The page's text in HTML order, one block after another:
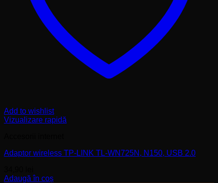
Add to wishlist
Vizualizare rapidă
Adaptor wireless TP-LINK TL-WN725N, N150, USB 2.0
Adaugă în coș